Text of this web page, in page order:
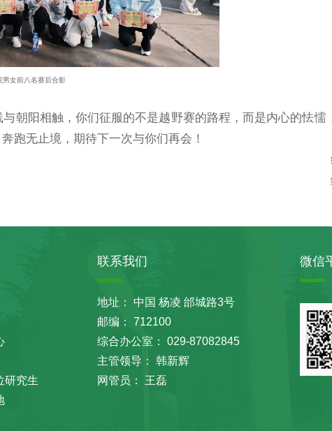
男女前八名赛后合影
朝阳相触，你们征服的不是越野赛的路程，而是内心的怯懦
跑无止境，期待下一次与你们再会！
研究生
联系我们
地址： 中国 杨凌 邰城路3号
邮编： 712100
综合办公室： 029-87082845
主管领导： 韩新辉
网管员： 王磊
微信